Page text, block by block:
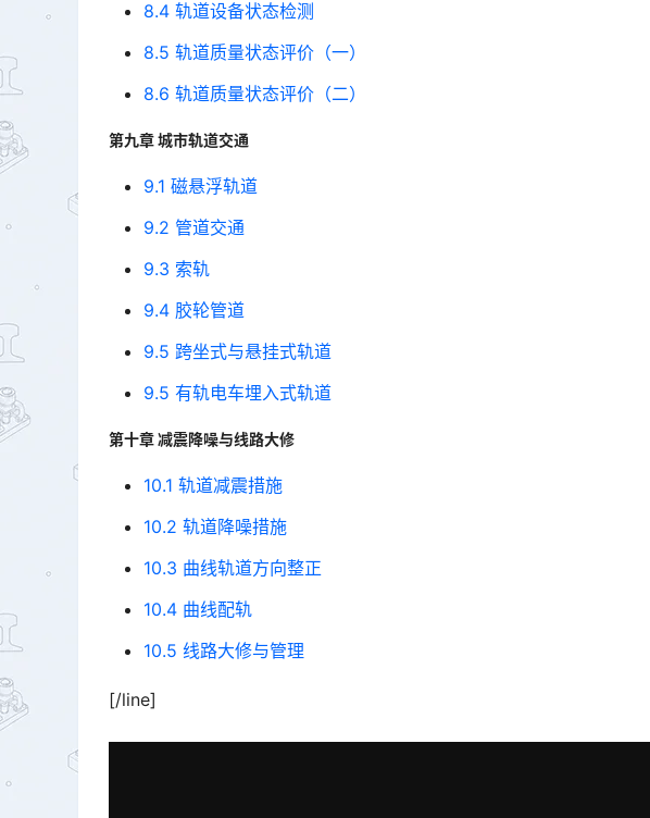
8.4 轨道设备状态检测
8.5 轨道质量状态评价（一）
8.6 轨道质量状态评价（二）
第九章 城市轨道交通
9.1 磁悬浮轨道
9.2 管道交通
9.3 索轨
9.4 胶轮管道
9.5 跨坐式与悬挂式轨道
9.5 有轨电车埋入式轨道
第十章 减震降噪与线路大修
10.1 轨道减震措施
10.2 轨道降噪措施
10.3 曲线轨道方向整正
10.4 曲线配轨
10.5 线路大修与管理
[/line]